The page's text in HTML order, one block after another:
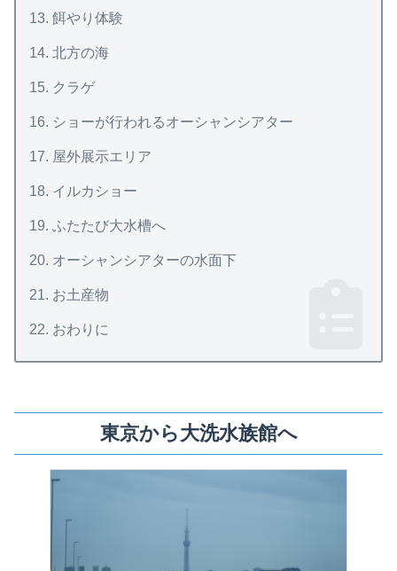
餌やり体験
北方の海
クラゲ
ショーが行われるオーシャンシアター
屋外展示エリア
イルカショー
ふたたび大水槽へ
オーシャンシアターの水面下
お土産物
おわりに
東京から大洗水族館へ